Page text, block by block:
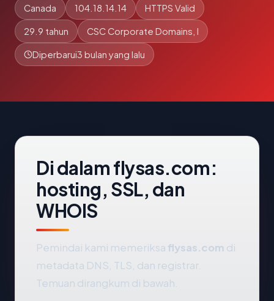
Canada 104.18.14.14 HTTPS Valid
29.9 tahun CSC Corporate Domains, I
Diperbarui3 bulan yang lalu
Di dalam flysas.com:
hosting, SSL, dan
WHOIS
Pemindai kami memeriksa flysas.com di
metadata DNS, TLS, dan registrar.
Temuan dirangkum di bawah.